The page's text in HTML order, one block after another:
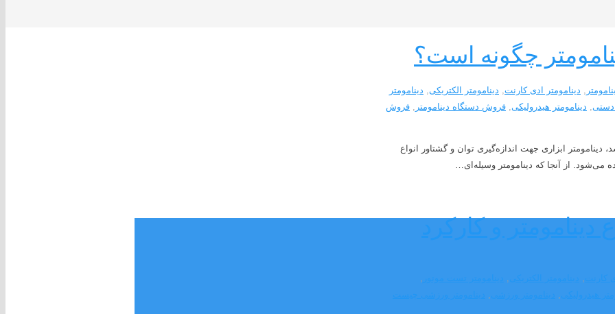
چگونه است؟
, دینامومتر ادی کارنت, دینامومتر الکتریکی, دینامومتر
دستی, دینامومتر هیدرولیکی, فروش دستگاه دینامومتر , فروش
ابزاری جهت اندازه‌گیری توان و گشتاور انواع
می‌شود. از آنجا که دینامومتر وسیله‌ای…
دینامومتر و کارکرد
,
,
,
,
,